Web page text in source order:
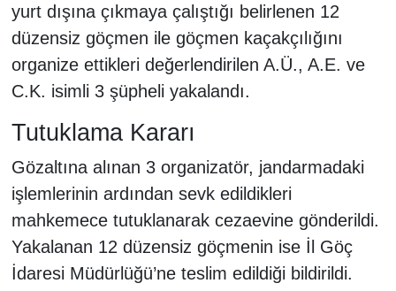
yurt dışına çıkmaya çalıştığı belirlenen 12
düzensiz göçmen ile göçmen kaçakçılığını
organize ettikleri değerlendirilen A.Ü., A.E. ve
C.K. isimli 3 şüpheli yakalandı.
Tutuklama Kararı
Gözaltına alınan 3 organizatör, jandarmadaki
işlemlerinin ardından sevk edildikleri
mahkemece tutuklanarak cezaevine gönderildi.
Yakalanan 12 düzensiz göçmenin ise İl Göç
İdaresi Müdürlüğü’ne teslim edildiği bildirildi.